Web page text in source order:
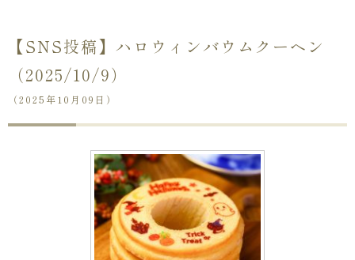
【SNS投稿】ハロウィンバウムクーヘン
（2025/10/9）
（2025年10月09日）